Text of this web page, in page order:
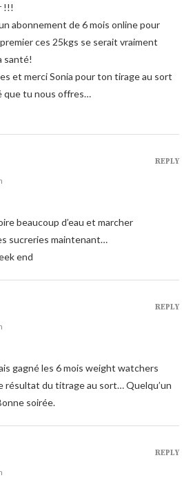
!!!
abonnement de 6 mois online pour
ces 25kgs se serait vraiment
santé!
et merci Sonia pour ton tirage au sort
tu nous offres…
beaucoup d’eau et marcher
sucreries maintenant…
end
REPLY
gagné les 6 mois weight watchers
résultat du titrage au sort… Quelqu’un
soirée.
REPLY
REPLY